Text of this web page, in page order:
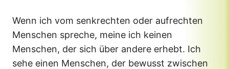
Wenn ich vom senkrechten oder aufrechten
Menschen spreche, meine ich keinen
Menschen, der sich über andere erhebt. Ich
sehe einen Menschen, der bewusst zwischen